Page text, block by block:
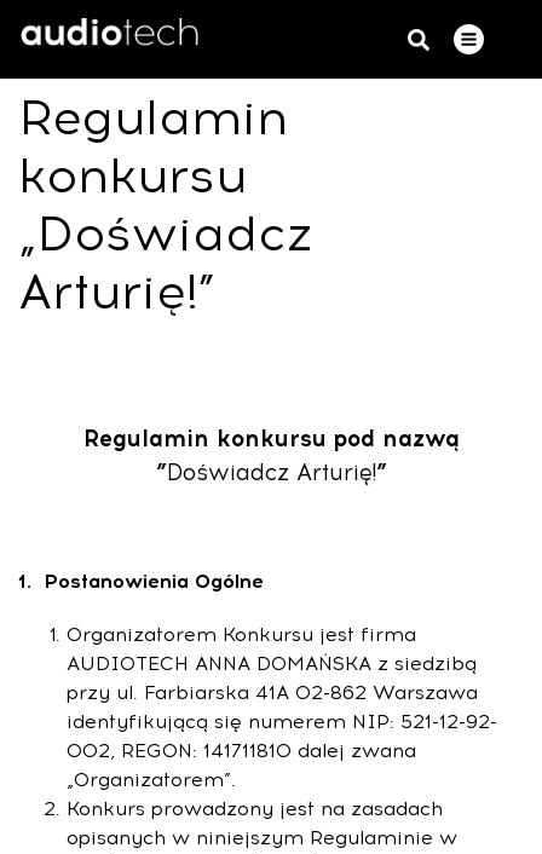
Regulamin
konkursu
„Doświadcz
Arturię!”
Regulamin konkursu pod nazwą
”Doświadcz Arturię!”
1. Postanowienia Ogólne
Organizatorem Konkursu jest firma
AUDIOTECH ANNA DOMAŃSKA z siedzibą
przy ul. Farbiarska 41A 02-862 Warszawa
identyfikującą się numerem NIP: 521-12-92-
002, REGON: 141711810 dalej zwana
„Organizatorem”.
Konkurs prowadzony jest na zasadach
opisanych w niniejszym Regulaminie w